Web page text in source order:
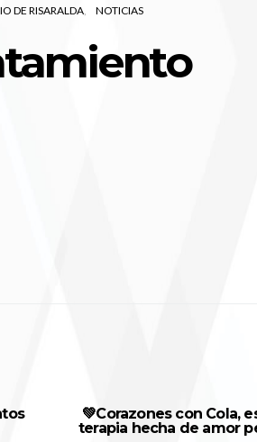
DE RISARALDA NOTICIAS
💚Corazones con Cola,
terapia hecha de amor